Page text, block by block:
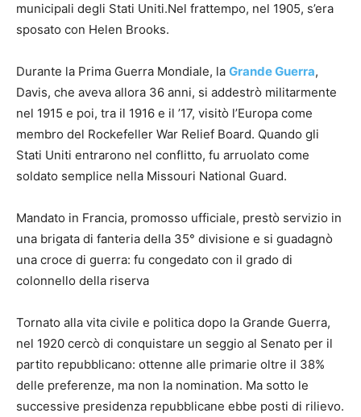
municipali degli Stati Uniti.Nel frattempo, nel 1905, s’era
sposato con Helen Brooks.
Durante la Prima Guerra Mondiale, la Grande Guerra,
Davis, che aveva allora 36 anni, si addestrò militarmente
nel 1915 e poi, tra il 1916 e il ’17, visitò l’Europa come
membro del Rockefeller War Relief Board. Quando gli
Stati Uniti entrarono nel conflitto, fu arruolato come
soldato semplice nella Missouri National Guard.
Mandato in Francia, promosso ufficiale, prestò servizio in
una brigata di fanteria della 35° divisione e si guadagnò
una croce di guerra: fu congedato con il grado di
colonnello della riserva
Tornato alla vita civile e politica dopo la Grande Guerra,
nel 1920 cercò di conquistare un seggio al Senato per il
partito repubblicano: ottenne alle primarie oltre il 38%
delle preferenze, ma non la nomination. Ma sotto le
successive presidenza repubblicane ebbe posti di rilievo.